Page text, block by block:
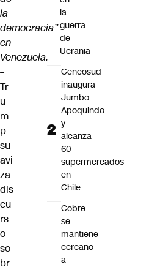
la
democracia”
en
Venezuela.
–
Tr
u
m
p
su
avi
za
dis
cu
rs
o
so
br
la
guerra
de
Ucrania
Cencosud
inaugura
Jumbo
Apoquindo
y
alcanza
60
supermercados
en
Chile
Cobre
se
mantiene
cercano
a